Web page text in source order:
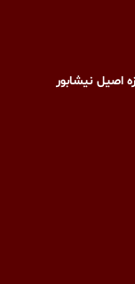
اصیل نیشابور